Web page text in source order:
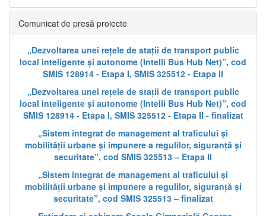
Comunicat de presă proiecte
„Dezvoltarea unei rețele de stații de transport public
local inteligente și autonome (Intelli Bus Hub Net)”, cod
SMIS 128914 - Etapa I, SMIS 325512 - Etapa II
„Dezvoltarea unei rețele de stații de transport public
local inteligente și autonome (Intelli Bus Hub Net)”, cod
SMIS 128914 - Etapa I, SMIS 325512 - Etapa II - finalizat
„Sistem integrat de management al traficului și
mobilității urbane și impunere a regulilor, siguranță și
securitate”, cod SMIS 325513 – Etapa II
„Sistem integrat de management al traficului și
mobilității urbane și impunere a regulilor, siguranță și
securitate”, cod SMIS 325513 – finalizat